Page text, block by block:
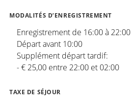
MODALITÉS D’ENREGISTREMENT
Enregistrement de 16:00 à 22:00
Départ avant 10:00
Supplément départ tardif:
- € 25,00 entre 22:00 et 02:00
TAXE DE SÉJOUR